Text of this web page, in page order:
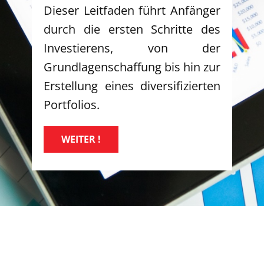
Dieser Leitfaden führt Anfänger
durch die ersten Schritte des
Investierens, von der
Grundlagenschaffung bis hin zur
Erstellung eines diversifizierten
Portfolios.
WEITER !